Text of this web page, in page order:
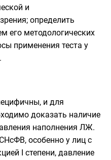
и
определить
его методологических
применения теста у
и для
доказать наличие
наполнения ЛЖ.
особенно у лиц с
I степени, давление